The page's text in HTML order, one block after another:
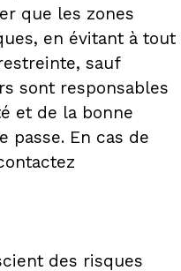
que les zones
en évitant à tout
sauf
sont responsables
et de la bonne
passe. En cas de
des risques